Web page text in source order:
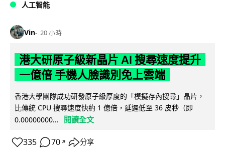
人工智能
Vin 20 小時
港大研原子級新晶片 AI 搜尋速度提升
一億倍 手機人臉識別免上雲端
香港大學團隊成功研發原子級厚度的「模擬存內搜尋」晶片，
比傳統 CPU 搜尋速度快約 1 億倍，延遲低至 36 皮秒（即
0.00000000...
閱讀全文
335 70 ↗ 分享